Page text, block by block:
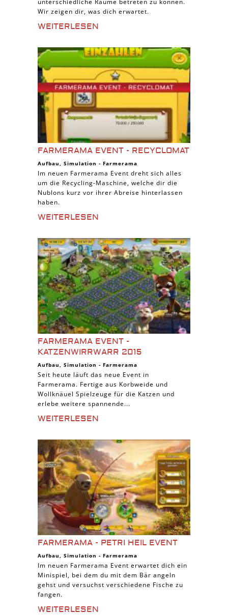
unterschiedliche Räume betreten zu können.
Wir zeigen dir, was dich erwartet.
WEITERLESEN
FARMERAMA EVENT - RECYCLOMAT
Aufbau, Simulation - Farmerama
Im neuen Farmerama Event dreht sich alles
um die Recycling-Maschine, welche dir die
Nublons kurz vor ihrer Abreise hinterlassen
haben.
WEITERLESEN
FARMERAMA EVENT -
KATZENWIRRWARR 2015
Aufbau, Simulation - Farmerama
Seit heute läuft das neue Event in
Farmerama. Fertige aus Korbweide und
Wollknäuel Spielzeuge für die Katzen und
erlebe weitere spannende...
WEITERLESEN
FARMERAMA - PETRI HEIL EVENT
Aufbau, Simulation - Farmerama
Im neuen Farmerama Event erwartet dich ein
Minispiel, bei dem du mit dem Bär angeln
gehst und versuchst verschiedene Fische zu
fangen.
WEITERLESEN